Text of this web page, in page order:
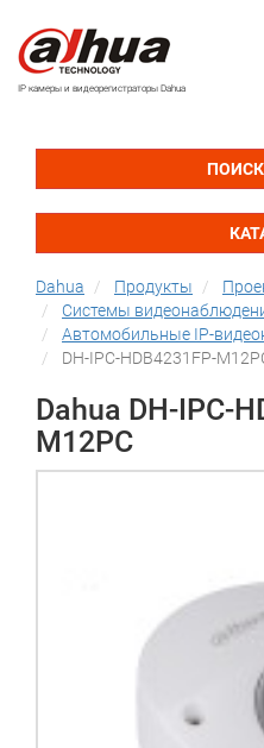
IP камеры и видеорегистраторы Dahua
Dahua Продукты
Системы
Автомобильные IP-
DH-IPC-HDB4231FP-
Dahua DH-IPC-
M12PC